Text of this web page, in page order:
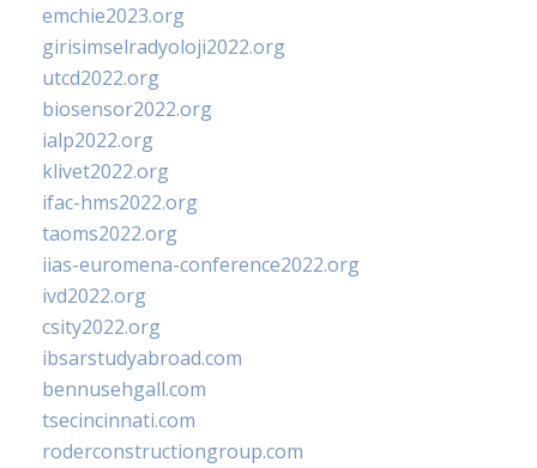
emchie2023.org
girisimselradyoloji2022.org
utcd2022.org
biosensor2022.org
ialp2022.org
klivet2022.org
ifac-hms2022.org
taoms2022.org
iias-euromena-conference2022.org
ivd2022.org
csity2022.org
ibsarstudyabroad.com
bennusehgall.com
tsecincinnati.com
roderconstructiongroup.com